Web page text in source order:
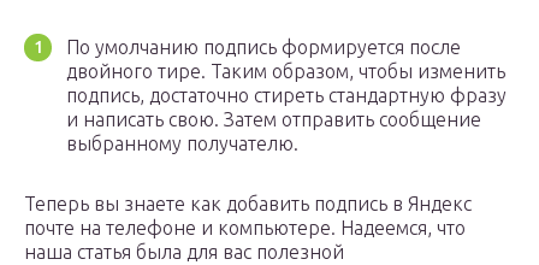
По умолчанию подпись формируется после
двойного тире. Таким образом, чтобы изменить
подпись, достаточно стиреть стандартную фразу
и написать свою. Затем отправить сообщение
выбранному получателю.
Теперь вы знаете как добавить подпись в Яндекс
почте на телефоне и компьютере. Надеемся, что
наша статья была для вас полезной